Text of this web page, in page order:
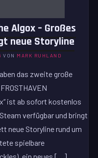
Algox – Großes
neue Storyline
VON MARK RUHLAND
das zweite große
ist ab sofort kostenlos
verfügbar und bringt
neue Storyline rund um
spielbare